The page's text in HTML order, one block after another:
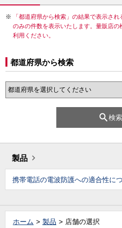
「都道府県から検索」の結果で表示さ
のみの件数を表示いたします。量販店
利用ください。
都道府県から検索
検索
製品
携帯電話の電波防護への適合性に
ホーム 製品 店舗の選択